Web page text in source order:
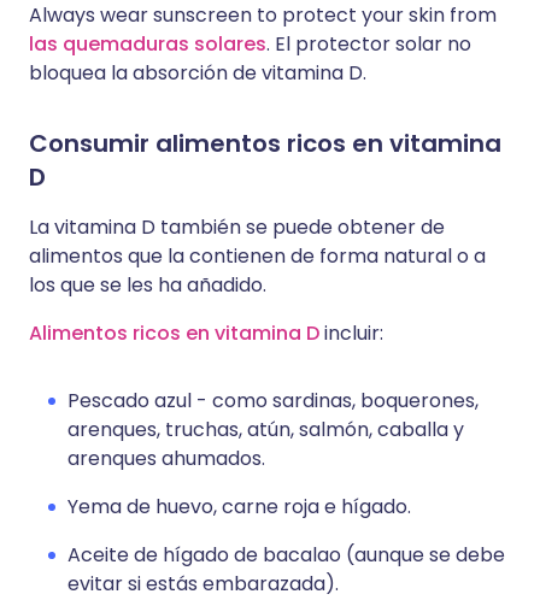
Always wear sunscreen to protect your skin from
las quemaduras solares. El protector solar no
bloquea la absorción de vitamina D.
Consumir alimentos ricos en vitamina
D
La vitamina D también se puede obtener de
alimentos que la contienen de forma natural o a
los que se les ha añadido.
Alimentos ricos en vitamina Dincluir:
Pescado azul - como sardinas, boquerones,
arenques, truchas, atún, salmón, caballa y
arenques ahumados.
Yema de huevo, carne roja e hígado.
Aceite de hígado de bacalao (aunque se debe
evitar si estás embarazada).